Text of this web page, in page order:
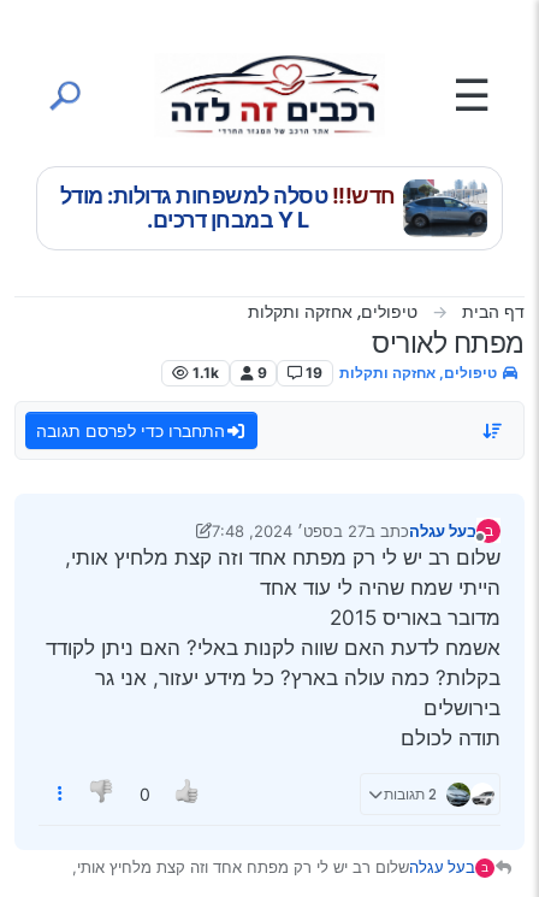
☰
חדש!!!טסלה למשפחות גדולות: מודל
Y L במבחן דרכים.
דף הבית טיפולים, אחזקה ותקלות
מפתח לאוריס
טיפולים, אחזקה ותקלות 19
9
1.1k
התחברו כדי לפרסם תגובה
ב
מנותק
בעל עגלהכתב ב27 בספט׳ 2024, 7:48
נערך לאחרונה על ידי יעקב מ. פינס
שלום רב יש לי רק מפתח אחד וזה קצת מלחיץ אותי,
הייתי שמח שהיה לי עוד אחד
מדובר באוריס 2015
אשמח לדעת האם שווה לקנות באלי? האם ניתן לקודד
בקלות? כמה עולה בארץ? כל מידע יעזור, אני גר
בירושלים
תודה לכולם
2 תגובות 0
ב בעל עגלהשלום רב יש לי רק מפתח אחד וזה קצת מלחיץ אותי,